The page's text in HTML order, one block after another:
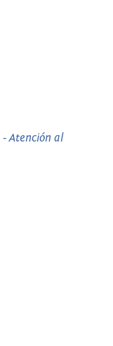
- Atención al